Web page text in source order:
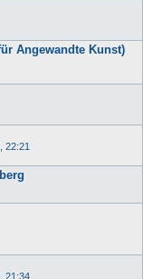
Angewandte Kunst)
22:21
21:34